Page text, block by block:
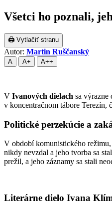
Všetci ho poznali,
🖨 Vytlačiť stranu
Autor: Martin Ruščanský
A A+ A++
V Ivanových dielach sa výrazne
v koncentračnom tábore Terezín,
Politické perzekúcie a
V období komunistického
nikdy nevzdal a jeho tvorba sa
prežil, a jeho záznamy sa stali
Literárne dielo Ivana